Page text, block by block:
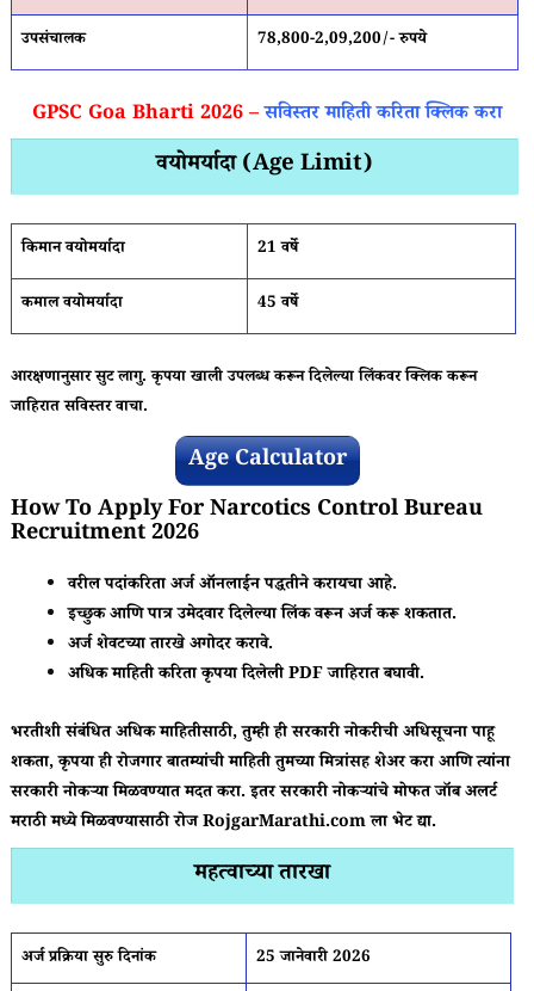
उपसंचालक 78,800-2,09,200/- रुपये
GPSC Goa Bharti 2026 – सविस्तर माहिती करिता क्लिक करा
वयोमर्यादा (Age Limit)
किमान वयोमर्यादा 21 वर्षे
कमाल वयोमर्यादा 45 वर्षे
आरक्षणानुसार सुट लागु. कृपया खाली उपलब्ध करून दिलेल्या लिंकवर क्लिक करून
जाहिरात सविस्तर वाचा.
Age Calculator
How To Apply For Narcotics Control Bureau
Recruitment 2026
वरील पदांकरिता अर्ज ऑनलाईन पद्धतीने करायचा आहे.
इच्छुक आणि पात्र उमेदवार दिलेल्या लिंक वरून अर्ज करू शकतात.
अर्ज शेवटच्या तारखे अगोदर करावे.
अधिक माहिती करिता कृपया दिलेली PDF जाहिरात बघावी.
भरतीशी संबंधित अधिक माहितीसाठी, तुम्ही ही सरकारी नोकरीची अधिसूचना पाहू
शकता, कृपया ही रोजगार बातम्यांची माहिती तुमच्या मित्रांसह शेअर करा आणि त्यांना
सरकारी नोकऱ्या मिळवण्यात मदत करा. इतर सरकारी नोकऱ्यांचे मोफत जॉब अलर्ट
मराठी मध्ये मिळवण्यासाठी रोज RojgarMarathi.com ला भेट द्या.
महत्वाच्या तारखा
अर्ज प्रक्रिया सुरु दिनांक 25 जानेवारी 2026